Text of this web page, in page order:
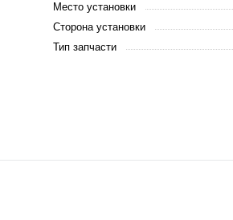
Место установки
Сторона установки
Тип запчасти